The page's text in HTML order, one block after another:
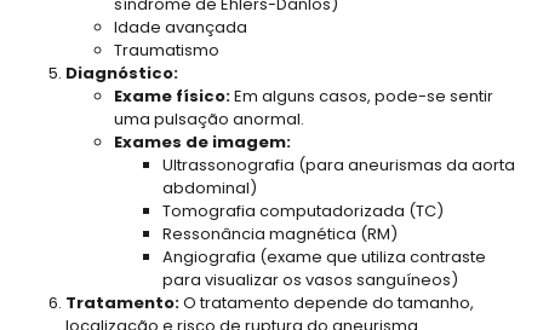
Idade avançada
Traumatismo
Diagnóstico:
Exame físico:Em alguns casos, pode-se sentir
uma pulsação anormal.
Exames de imagem:
Ultrassonografia (para aneurismas da aorta
abdominal)
Tomografia computadorizada (TC)
Ressonância magnética (RM)
Angiografia (exame que utiliza contraste
para visualizar os vasos sanguíneos)
Tratamento:O tratamento depende do tamanho,
localização e risco de ruptura do aneurisma.